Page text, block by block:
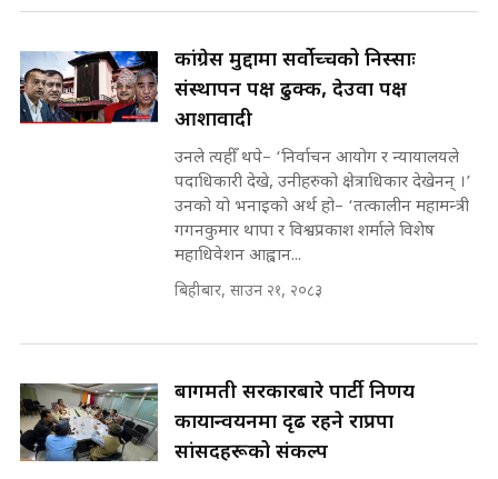
मन्त्री राजकुमारलाई घुस दिने विचौलीया
||
मन्त्रीले घुस डिल गरेको अडियो ! दुई झोला
नोट मन्त्रीलाई घुस | SIDHAKURA |
मृतकका परिवारप्रति मेडिकल
काउन्सीलको बदनियत ! न्याय खोज्दै
भौतारिदै सुवास || THE REPORTER
कांग्रेस मुद्दामा सर्वोच्चको निस्साः
संस्थापन पक्ष ढुक्क, देउवा पक्ष
आशावादी
उनले त्यहीँ थपे– ‘निर्वाचन आयोग र न्यायालयले
पदाधिकारी देखे, उनीहरुको क्षेत्राधिकार देखेनन् ।’
उनको यो भनाइको अर्थ हो– ‘तत्कालीन महामन्त्री
गगनकुमार थापा र विश्वप्रकाश शर्माले विशेष
महाधिवेशन आह्वान...
बिहीबार, साउन २१, २०८३
बागमती सरकारबारे पार्टी निर्णय
कार्यान्वयनमा दृढ रहने राप्रपा
सांसदहरूको संकल्प